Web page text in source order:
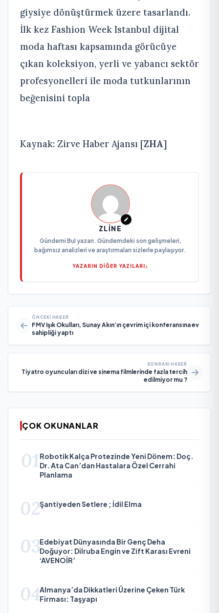
giysiye dönüştürmek üzere tasarlandı.
İlk kez Fashion Week Istanbul dijital
moda haftası kapsamında görücüye
çıkan koleksiyon, yerli ve yabancı sektör
profesyonelleri ile moda tutkunlarının
beğenisini topla
Kaynak: Zirve Haber Ajansı [ZHA]
ZLINE
Gündemi Bul yazarı. Gündemdeki son gelişmeleri,
bağımsız analizleri ve araştırmaları sizlerle paylaşıyor.
YAZARIN DİĞER YAZILARI
ÖNCEKI HABER
FMV Işık Okulları, Sunay Akın’ın çevrim içi konferansına ev
sahipliği yaptı
SONRAKI HABER
Tiyatro oyuncuları dizi ve sinema filmlerinde fazla tercih
edilmiyor mu ?
ÇOK OKUNANLAR
01 Robotik Kalça Protezinde Yeni Dönem: Doç.
Dr. Ata Can’dan Hastalara Özel Cerrahi
Planlama
02Şantiyeden Setlere ; İdil Elma
03Edebiyat Dünyasında Bir Genç Deha
Doğuyor: Dilruba Engin ve Zift Karası Evreni
‘AVENOİR’
04Almanya’da Dikkatleri Üzerine Çeken Türk
Firması: Taşyapı